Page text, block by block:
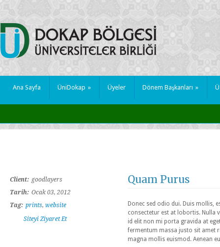
Ana Sayfa ÜniDokap » Üyeler Dönem Başkanları »
Client: goodlayers
Tarih: Ocak 03, 2012
Tag: prints, website
Siteyi Ziyaret Et
Quam Purus
Donec sed odio dui. Duis mollis,
consectetur est at lobortis. Nulla
id elit non mi porta gravida at
fermentum massa justo sit amet
magna mollis euismod. Aenean